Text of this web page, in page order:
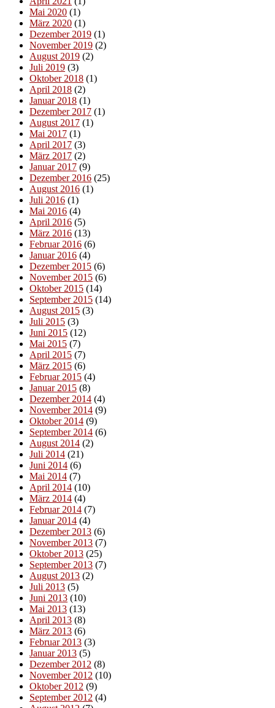
Mai 2020 (1)
März 2020 (1)
Dezember 2019 (1)
November 2019 (2)
August 2019 (2)
Juli 2019 (3)
Oktober 2018 (1)
April 2018 (2)
Januar 2018 (1)
Dezember 2017 (1)
August 2017 (1)
Mai 2017 (1)
April 2017 (3)
März 2017 (2)
Januar 2017 (9)
Dezember 2016 (25)
August 2016 (1)
Juli 2016 (1)
Mai 2016 (4)
April 2016 (5)
März 2016 (13)
Februar 2016 (6)
Januar 2016 (4)
Dezember 2015 (6)
November 2015 (6)
Oktober 2015 (14)
September 2015 (14)
August 2015 (3)
Juli 2015 (3)
Juni 2015 (12)
Mai 2015 (7)
April 2015 (7)
März 2015 (6)
Februar 2015 (4)
Januar 2015 (8)
Dezember 2014 (4)
November 2014 (9)
Oktober 2014 (9)
September 2014 (6)
August 2014 (2)
Juli 2014 (21)
Juni 2014 (6)
Mai 2014 (7)
April 2014 (10)
März 2014 (4)
Februar 2014 (7)
Januar 2014 (4)
Dezember 2013 (6)
November 2013 (7)
Oktober 2013 (25)
September 2013 (7)
August 2013 (2)
Juli 2013 (5)
Juni 2013 (10)
Mai 2013 (13)
April 2013 (8)
März 2013 (6)
Februar 2013 (3)
Januar 2013 (5)
Dezember 2012 (8)
November 2012 (10)
Oktober 2012 (9)
September 2012 (4)